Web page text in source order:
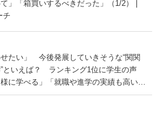
」「箱買いするべきだった」（1/2） |
チ
せたい」 今後発展していきそうな“関関
といえば？ ランキング1位に学生の声
に学べる」「就職や進学の実績も高い」